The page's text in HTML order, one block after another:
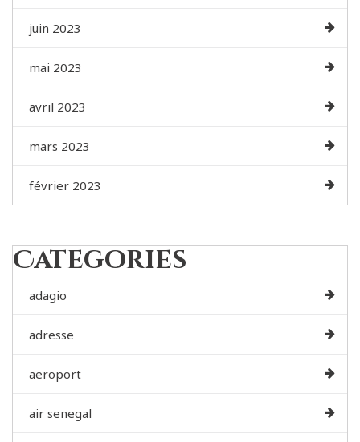
juin 2023
mai 2023
avril 2023
mars 2023
février 2023
Categories
adagio
adresse
aeroport
air senegal